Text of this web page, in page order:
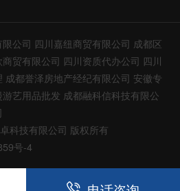
公司 四川嘉纽商贸有限公司 成都区
贸有限公司 四川资质代办公司 四川
成都誉泽房地产经纪有限公司 安徽专
艺用品批发 成都融科信科技有限公
科技有限公司 版权所有
号-4